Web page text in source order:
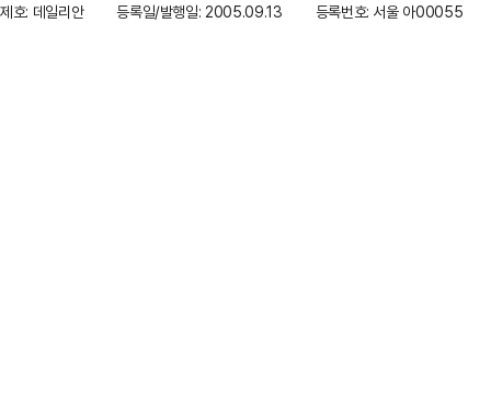
제호: 데일리안
등록일/발행일: 2005.09.13 등록번호: 서울 아00055